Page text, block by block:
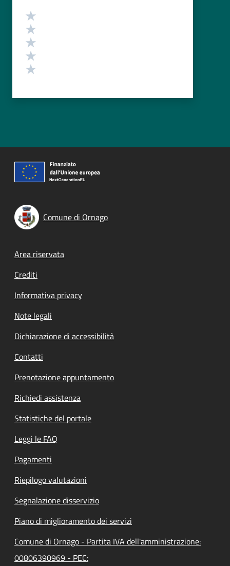
Valutazione
Comune di Ornago
Footer menu
Area riservata
Crediti
Informativa privacy
Note legali
Dichiarazione di accessibilità
Contatti
Prenotazione appuntamento
Richiedi assistenza
Statistiche del portale
Leggi le FAQ
Pagamenti
Riepilogo valutazioni
Segnalazione disservizio
Piano di miglioramento dei servizi
Comune di Ornago - Partita IVA dell'amministrazione:
00806390969 - PEC: